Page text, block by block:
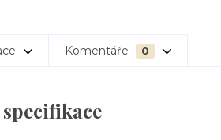
Komentáře 0